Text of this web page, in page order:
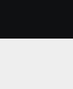
springen